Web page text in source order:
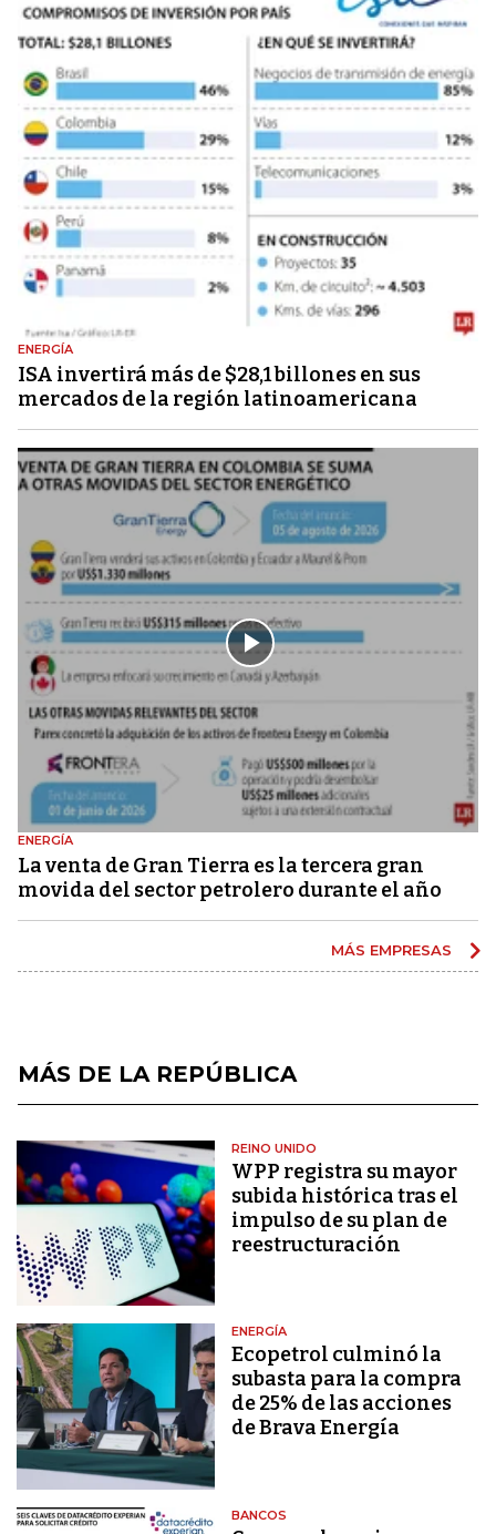
ENERGÍA
ISA invertirá más de $28,1 billones en sus
mercados de la región latinoamericana
ENERGÍA
La venta de Gran Tierra es la tercera gran
movida del sector petrolero durante el año
MÁS EMPRESAS
MÁS DE LA REPÚBLICA
REINO UNIDO
WPP registra su mayor
subida histórica tras el
impulso de su plan de
reestructuración
ENERGÍA
Ecopetrol culminó la
subasta para la compra
de 25% de las acciones
de Brava Energía
BANCOS